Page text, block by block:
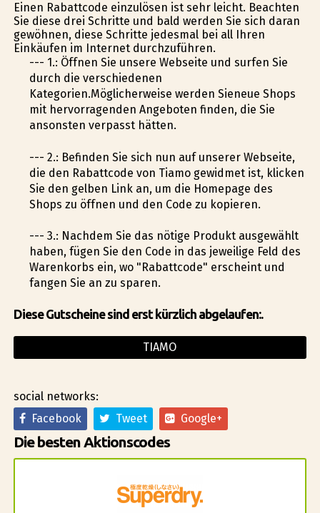
Einen Rabattcode einzulösen ist sehr leicht. Beachten
Sie diese drei Schritte und bald werden Sie sich daran
gewöhnen, diese Schritte jedesmal bei all Ihren
Einkäufen im Internet durchzuführen.
--- 1.: Öffnen Sie unsere Webseite und surfen Sie
durch die verschiedenen
Kategorien.Möglicherweise werden Sieneue Shops
mit hervorragenden Angeboten finden, die Sie
ansonsten verpasst hätten.
--- 2.: Befinden Sie sich nun auf unserer Webseite,
die den Rabattcode von Tiamo gewidmet ist, klicken
Sie den gelben Link an, um die Homepage des
Shops zu öffnen und den Code zu kopieren.
--- 3.: Nachdem Sie das nötige Produkt ausgewählt
haben, fügen Sie den Code in das jeweilige Feld des
Warenkorbs ein, wo "Rabattcode" erscheint und
fangen Sie an zu sparen.
Diese Gutscheine sind erst kürzlich abgelaufen:.
TIAMO
social networks:
Facebook
Tweet Google+
Die besten Aktionscodes